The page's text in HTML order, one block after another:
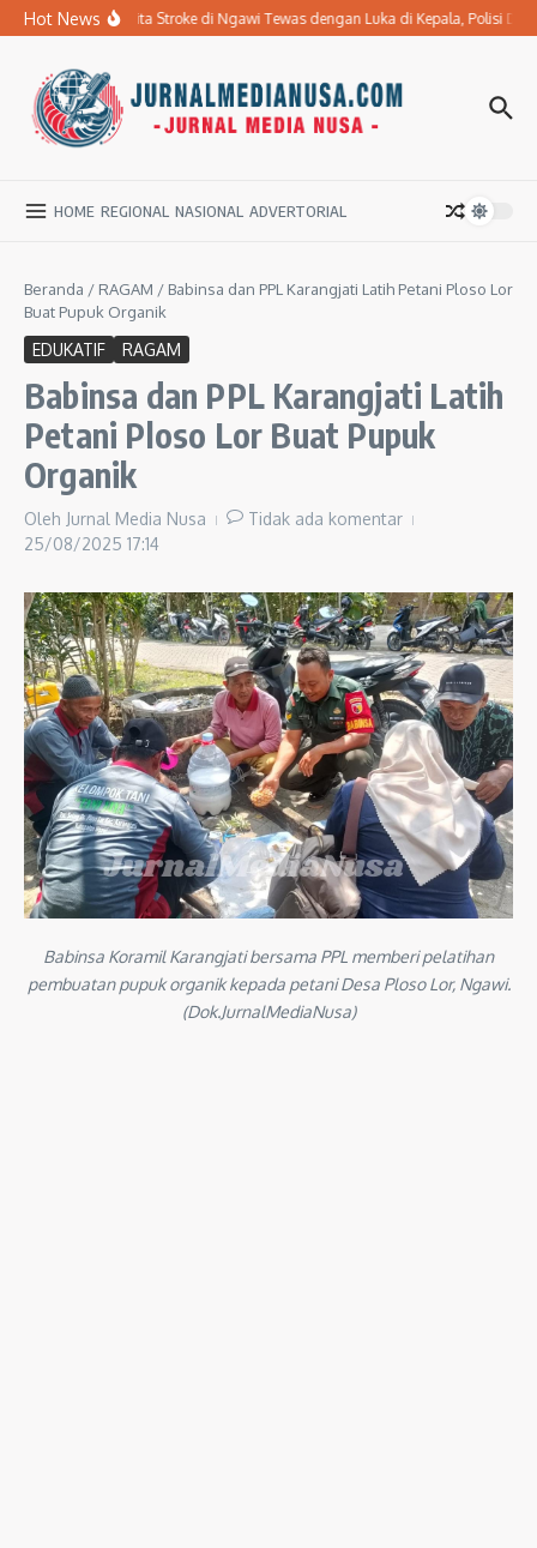
Lewati ke konten
Hot News
Ibu Penderita Stroke di Ngawi Tewas dengan Luka di Kepala, Polisi
HOME REGIONAL NASIONAL ADVERTORIAL
Beranda / RAGAM / Babinsa dan PPL Karangjati Latih Petani Ploso Lor
Buat Pupuk Organik
EDUKATIF RAGAM
Babinsa dan PPL Karangjati Latih
Petani Ploso Lor Buat Pupuk
Organik
Oleh Jurnal Media Nusa
Tidak ada komentar
25/08/2025 17:14
Babinsa Koramil Karangjati bersama PPL memberi pelatihan
pembuatan pupuk organik kepada petani Desa Ploso Lor, Ngawi.
(Dok.JurnalMediaNusa)